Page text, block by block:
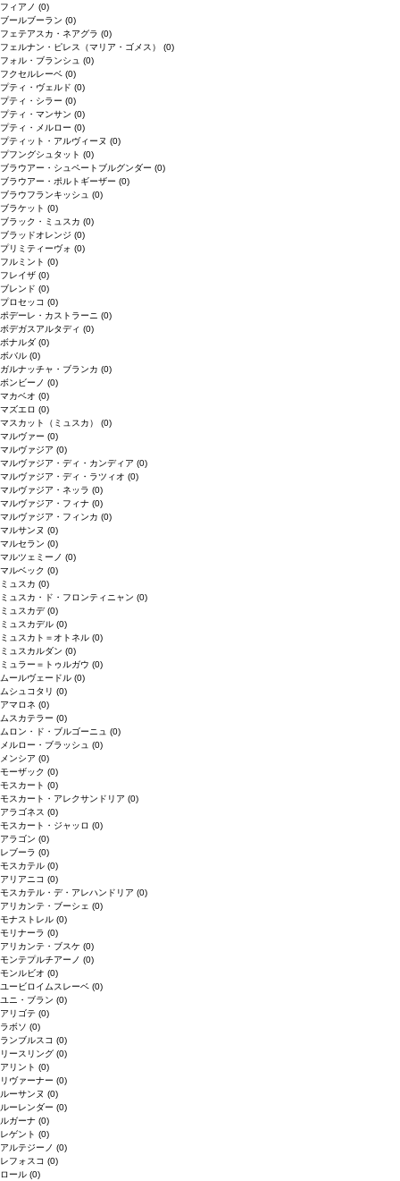
フィアノ (0)
ブールブーラン (0)
フェテアスカ・ネアグラ (0)
フェルナン・ピレス（マリア・ゴメス） (0)
フォル・ブランシュ (0)
フクセルレーベ (0)
プティ・ヴェルド (0)
プティ・シラー (0)
プティ・マンサン (0)
プティ・メルロー (0)
プティット・アルヴィーヌ (0)
プフングシュタット (0)
ブラウアー・シュペートブルグンダー (0)
ブラウアー・ポルトギーザー (0)
ブラウフランキッシュ (0)
ブラケット (0)
ブラック・ミュスカ (0)
ブラッドオレンジ (0)
プリミティーヴォ (0)
フルミント (0)
フレイザ (0)
ブレンド (0)
プロセッコ (0)
ポデーレ・カストラーニ (0)
ボデガスアルタディ (0)
ボナルダ (0)
ボバル (0)
ガルナッチャ・ブランカ (0)
ボンビーノ (0)
マカベオ (0)
マズエロ (0)
マスカット（ミュスカ） (0)
マルヴァー (0)
マルヴァジア (0)
マルヴァジア・ディ・カンディア (0)
マルヴァジア・ディ・ラツィオ (0)
マルヴァジア・ネッラ (0)
マルヴァジア・フィナ (0)
マルヴァジア・フィンカ (0)
マルサンヌ (0)
マルセラン (0)
マルツェミーノ (0)
マルベック (0)
ミュスカ (0)
ミュスカ・ド・フロンティニャン (0)
ミュスカデ(0)
ミュスカデル (0)
ミュスカト＝オトネル (0)
ミュスカルダン (0)
ミュラー＝トゥルガウ (0)
ムールヴェードル (0)
ムシュコタリ (0)
アマロネ (0)
ムスカテラー (0)
ムロン・ド・ブルゴーニュ (0)
メルロー・ブラッシュ (0)
メンシア (0)
モーザック (0)
モスカート (0)
モスカート・アレクサンドリア (0)
アラゴネス (0)
モスカート・ジャッロ (0)
アラゴン (0)
レブーラ (0)
モスカテル (0)
アリアニコ (0)
モスカテル・デ・アレハンドリア (0)
アリカンテ・ブーシェ (0)
モナストレル (0)
モリナーラ (0)
アリカンテ・ブスケ (0)
モンテプルチアーノ (0)
モンルビオ (0)
ユービロイムスレーベ (0)
ユニ・ブラン (0)
アリゴテ (0)
ラボソ (0)
ランブルスコ (0)
リースリング (0)
アリント (0)
リヴァーナー (0)
ルーサンヌ (0)
ルーレンダー (0)
ルガーナ (0)
レゲント (0)
アルテジーノ (0)
レフォスコ (0)
ロール (0)